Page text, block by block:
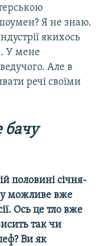
Я не знаю.
якихось
У мене
Але в
речі своїми
бачу
половині січня-
можливе вже
Ось це тло вже
так чи
Ви як